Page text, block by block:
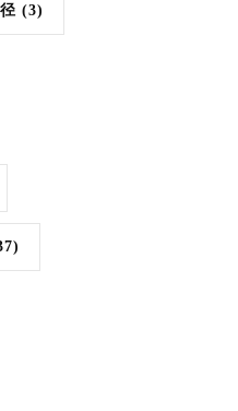
(3)